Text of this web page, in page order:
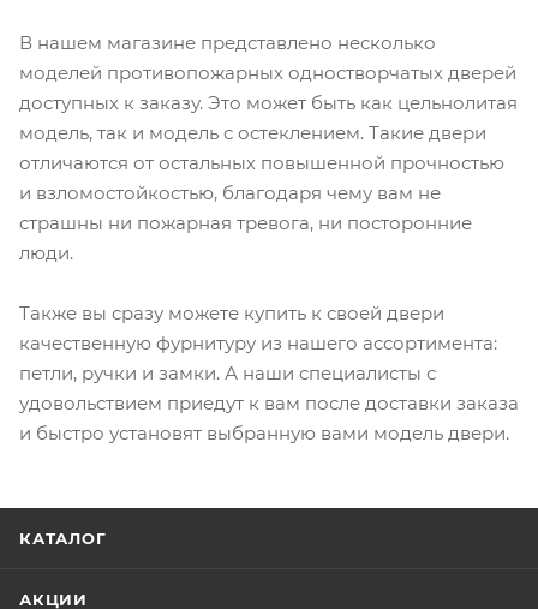
В нашем магазине представлено несколько
моделей противопожарных одностворчатых дверей
доступных к заказу. Это может быть как цельнолитая
модель, так и модель с остеклением. Такие двери
отличаются от остальных повышенной прочностью
и взломостойкостью, благодаря чему вам не
страшны ни пожарная тревога, ни посторонние
люди.
Также вы сразу можете купить к своей двери
качественную фурнитуру из нашего ассортимента:
петли, ручки и замки. А наши специалисты с
удовольствием приедут к вам после доставки заказа
и быстро установят выбранную вами модель двери.
КАТАЛОГ
АКЦИИ